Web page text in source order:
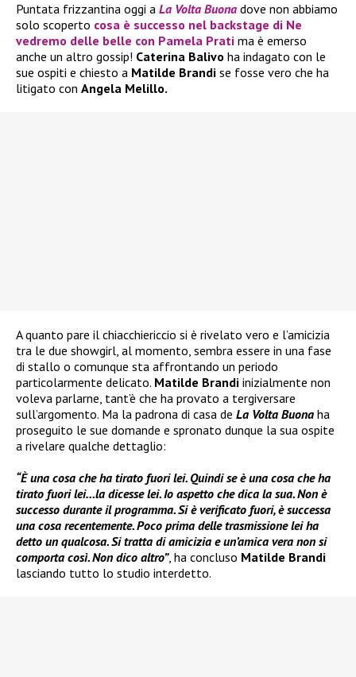
Puntata frizzantina oggi a La Volta Buona dove non abbiamo
solo scoperto cosa è successo nel backstage di Ne
vedremo delle belle con Pamela Prati ma è emerso
anche un altro gossip! Caterina Balivo ha indagato con le
sue ospiti e chiesto a Matilde Brandi se fosse vero che ha
litigato con Angela Melillo.
A quanto pare il chiacchiericcio si è rivelato vero e l’amicizia
tra le due showgirl, al momento, sembra essere in una fase
di stallo o comunque sta affrontando un periodo
particolarmente delicato. Matilde Brandi inizialmente non
voleva parlarne, tant’è che ha provato a tergiversare
sull’argomento. Ma la padrona di casa de La Volta Buona ha
proseguito le sue domande e spronato dunque la sua ospite
a rivelare qualche dettaglio:
“È una cosa che ha tirato fuori lei. Quindi se è una cosa che ha
tirato fuori lei…la dicesse lei. Io aspetto che dica la sua. Non è
successo durante il programma. Si è verificato fuori, è successa
una cosa recentemente. Poco prima delle trasmissione lei ha
detto un qualcosa. Si tratta di amicizia e un’amica vera non si
comporta così. Non dico altro”, ha concluso Matilde Brandi
lasciando tutto lo studio interdetto.